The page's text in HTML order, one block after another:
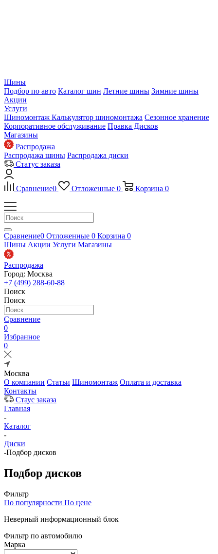
Шины
Подбор по авто Каталог шин Летние шины Зимние шины
Акции
Услуги
Шиномонтаж Калькулятор шиномонтажа Сезонное хранение
Корпоративное обслуживание Правка Дисков
Магазины
Распродажа
Распродажа шины Распродажа диски
Статус заказа
Сравнение0 Отложенные 0 Корзина 0
Сравнение0 Отложенные 0 Корзина 0
Шины Акции Услуги Магазины
Распродажа
Город: Москва
+7 (499) 288-60-88
Поиск
Поиск
Сравнение
0
Избранное
0
Москва
О компании Статьи Шиномонтаж Оплата и доставка
Контакты
Стаус заказа
Главная
-
Каталог
-
Диски
-Подбор дисков
Подбор дисков
Фильтр
По популярности По цене
Неверный информационный блок
Фильтр по автомобилю
Марка